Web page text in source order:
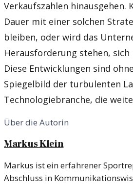
Verkaufszahlen hinausgehen.
Dauer mit einer solchen
bleiben, oder wird das
Herausforderung stehen, sich
Diese Entwicklungen sind
Spiegelbild der turbulenten
Technologiebranche, die
Über die Autorin
Markus Klein
Markus ist ein erfahrener
Abschluss in